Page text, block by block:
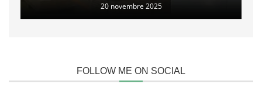
20 novembre 2025
FOLLOW ME ON SOCIAL